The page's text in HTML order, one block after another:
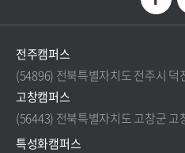
전주캠퍼스
(54896) 전북특별자치도 전주시
고창캠퍼스
(56443) 전북특별자치도 고창군
특성화캠퍼스